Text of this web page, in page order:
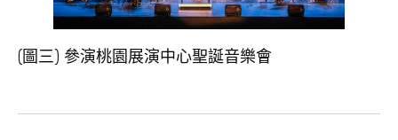
(圖三) 參演桃園展演中心聖誕音樂會